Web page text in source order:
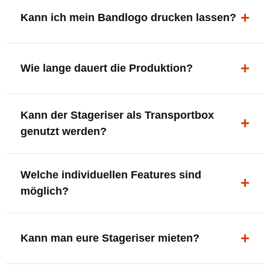
ergonomisch, sicher und gut sichtbar.
Kann ich mein Bandlogo drucken lassen?
deine Bühne, deine Marke.
Wie lange dauert die Produktion?
innerhalb Deutschlands kostenfrei.
Kann der Stageriser als Transportbox
genutzt werden?
oder Zubehör nutzen.
Welche individuellen Features sind
möglich?
XLR-Brücke / Schnittstelle
Setlist-Clip
Kann man eure Stageriser mieten?